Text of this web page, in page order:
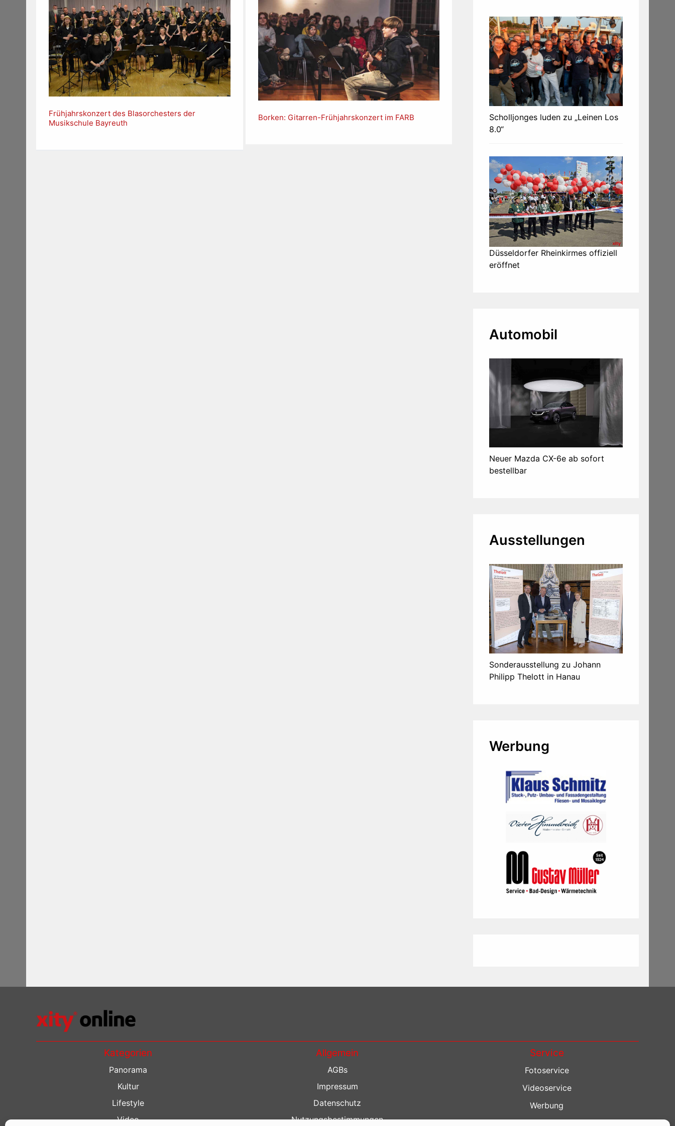
Frühjahrskonzert des Blasorchesters der
Musikschule Bayreuth
Borken: Gitarren-Frühjahrskonzert im FARB
Scholljonges luden zu „Leinen Los
8.0“
Düsseldorfer Rheinkirmes offiziell
eröffnet
Automobil
Neuer Mazda CX-6e ab sofort
bestellbar
Ausstellungen
Sonderausstellung zu Johann
Philipp Thelott in Hanau
Werbung
Kategorien
Panorama
Kultur
Lifestyle
Video
Allgemein
AGBs
Impressum
Datenschutz
Nutzungsbestimmungen
Service
Fotoservice
Videoservice
Werbung